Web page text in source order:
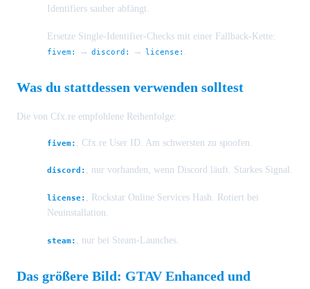
Identifiers sauber abfängt.
Ersetze Single-Identifier-Checks mit einer Fallback-Kette:
fivem: → discord: → license:
Was du stattdessen verwenden solltest
Die von Cfx.re empfohlene Reihenfolge:
fivem: , Cfx.re User ID. Am schwersten zu spoofen.
discord: , nur vorhanden, wenn Discord läuft. Starkes Signal.
license:
, Rockstar Online Services Hash. Rotiert bei
Neuinstallation.
steam: , nur bei Steam-Launches.
Das größere Bild: GTAV Enhanced und